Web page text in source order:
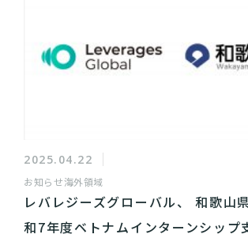
2025.04.22
お知らせ海外領域
レバレジーズグローバル、 和歌山
和7年度ベトナムインターンシップ